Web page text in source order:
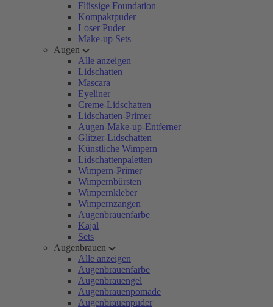
Flüssige Foundation
Kompaktpuder
Loser Puder
Make-up Sets
Augen
Alle anzeigen
Lidschatten
Mascara
Eyeliner
Creme-Lidschatten
Lidschatten-Primer
Augen-Make-up-Entferner
Glitzer-Lidschatten
Künstliche Wimpern
Lidschattenpaletten
Wimpern-Primer
Wimpernbürsten
Wimpernkleber
Wimpernzangen
Augenbrauenfarbe
Kajal
Sets
Augenbrauen
Alle anzeigen
Augenbrauenfarbe
Augenbrauengel
Augenbrauenpomade
Augenbrauenpuder